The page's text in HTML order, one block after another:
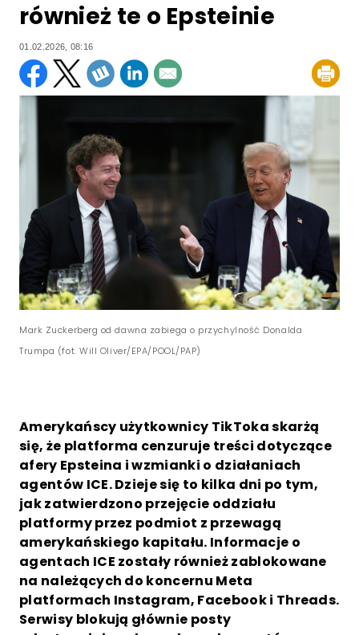
również te o Epsteinie
01.02.2026, 08:16
Mark Zuckerberg od dawna zabiega o przychylność Donalda
Trumpa (fot. Will Oliver/EPA/POOL/PAP)
Amerykańscy użytkownicy TikToka skarżą
się, że platforma cenzuruje treści dotyczące
afery Epsteina i wzmianki o działaniach
agentów ICE. Dzieje się to kilka dni po tym,
jak zatwierdzono przejęcie oddziału
platformy przez podmiot z przewagą
amerykańskiego kapitału. Informacje o
agentach ICE zostały również zablokowane
na należących do koncernu Meta
platformach Instagram, Facebook i Threads.
Serwisy blokują głównie posty